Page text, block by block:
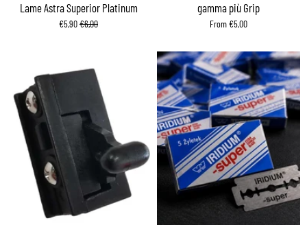
Lame Astra Superior Platinum
€5,90€6,00
gamma più Grip
From €5,00